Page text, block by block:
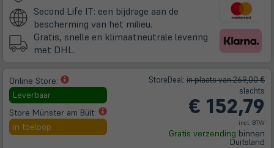
neuem
Tab)
Second Life IT: een bijdrage aan de
bescherming van het milieu.
Gratis, snelle en klimaatneutrale levering
met DHL.
Online Store:
(öffnet
neuem
Tab)
Leverbaar
Store Münster am Bült:
(öffnet
in
neuem
in toeloop
StoreDeal: in plaats van 269,00 €
slechts
€ 152,79
incl. BTW
Gratis verzending binnen
Duitsland